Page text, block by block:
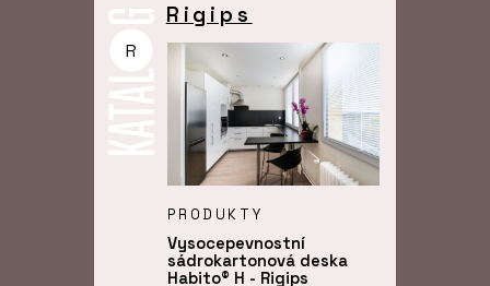
R
Rigips
PRODUKTY
Vysocepevnostní
sádrokartonová deska
Habito® H - Rigips